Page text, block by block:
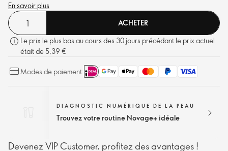
En savoir plus
ACHETER
Le prix le plus bas au cours des 30 jours précédant le prix actuel
était de 5,39 €
Modes de paiement:
DIAGNOSTIC NUMÉRIQUE DE LA PEAU
Trouvez votre routine Novage+ idéale
Devenez VIP Customer, profitez des avantages !